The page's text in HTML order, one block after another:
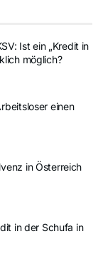
Ist ein „Kredit in
möglich?
einen
in Österreich
in der Schufa in